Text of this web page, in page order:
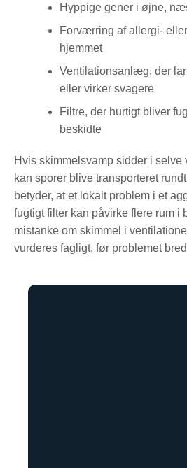
Hyppige gener i øjne,
Forværring af allergi-
hjemmet
Ventilationsanlæg, der
eller virker svagere
Filtre, der hurtigt bliver
beskidte
Hvis skimmelsvamp sidder i selve
kan sporer blive transporteret
betyder, at et lokalt problem i et
fugtigt filter kan påvirke flere rum i
mistanke om skimmel i
vurderes fagligt, før problemet